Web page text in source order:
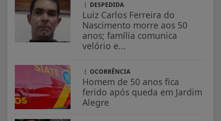
DESPEDIDA
Luiz Carlos Ferreira do
Nascimento morre aos 50
anos; família comunica
velório e...
OCORRÊNCIA
Homem de 50 anos fica
ferido após queda em Jardim
Alegre